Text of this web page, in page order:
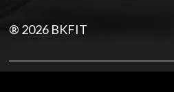
® 2026 BKFIT